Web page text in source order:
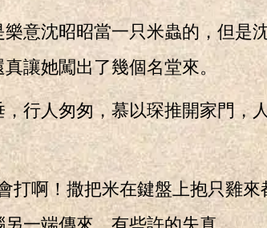
沈昭昭當一只米蟲的，但是沈
讓她闖出了幾個名堂來。
人匆匆，慕以琛推開家門，人
！撒把米在鍵盤上抱只雞來